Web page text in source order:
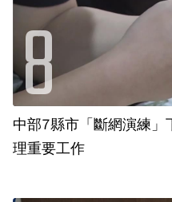
中部7縣市「斷網演練」
理重要工作